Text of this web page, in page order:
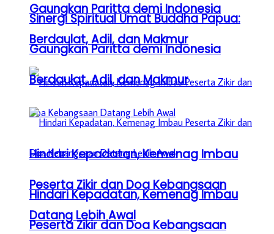
Gaungkan Paritta demi Indonesia
Berdaulat, Adil, dan Makmur
Hindari Kepadatan, Kemenag Imbau
Peserta Zikir dan Doa Kebangsaan
Datang Lebih Awal
Sinergi Spiritual Umat Buddha Papua:
Gaungkan Paritta demi Indonesia
Berdaulat, Adil, dan Makmur
Hindari Kepadatan, Kemenag Imbau
Peserta Zikir dan Doa Kebangsaan